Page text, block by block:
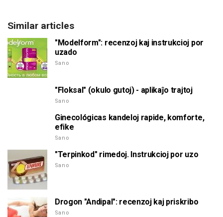
Similar articles
"Modelform": recenzoj kaj instrukcioj por
uzado
Sano
"Floksal" (okulo gutoj) - aplikaĵo trajtoj
Sano
Ginecológicas kandeloj rapide, komforte,
efike
Sano
"Terpinkod" rimedoj. Instrukcioj por uzo
Sano
Drogon "Andipal": recenzoj kaj priskribo
Sano